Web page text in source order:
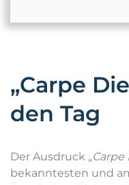
„Carpe
den Tag
Der Ausdruck „Carpe
bekanntesten und